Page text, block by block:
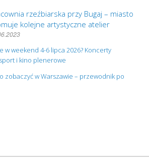
rzeźbiarska przy Bugaj – miasto
kolejne artystyczne atelier
w weekend 4-6 lipca 2026? Koncerty
i kino plenerowe
zobaczyć w Warszawie – przewodnik po